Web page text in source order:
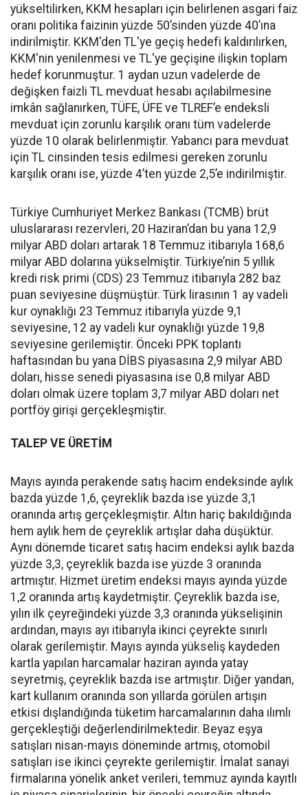
yükseltilirken, KKM hesapları için belirlenen asgari faiz
oranı politika faizinin yüzde 50’sinden yüzde 40’ına
indirilmiştir. KKM'den TL'ye geçiş hedefi kaldırılırken,
KKM'nin yenilenmesi ve TL'ye geçişine ilişkin toplam
hedef korunmuştur. 1 aydan uzun vadelerde de
değişken faizli TL mevduat hesabı açılabilmesine
imkân sağlanırken, TÜFE, ÜFE ve TLREF’e endeksli
mevduat için zorunlu karşılık oranı tüm vadelerde
yüzde 10 olarak belirlenmiştir. Yabancı para mevduat
için TL cinsinden tesis edilmesi gereken zorunlu
karşılık oranı ise, yüzde 4’ten yüzde 2,5’e indirilmiştir.
Türkiye Cumhuriyet Merkez Bankası (TCMB) brüt
uluslararası rezervleri, 20 Haziran’dan bu yana 12,9
milyar ABD doları artarak 18 Temmuz itibarıyla 168,6
milyar ABD dolarına yükselmiştir. Türkiye’nin 5 yıllık
kredi risk primi (CDS) 23 Temmuz itibarıyla 282 baz
puan seviyesine düşmüştür. Türk lirasının 1 ay vadeli
kur oynaklığı 23 Temmuz itibarıyla yüzde 9,1
seviyesine, 12 ay vadeli kur oynaklığı yüzde 19,8
seviyesine gerilemiştir. Önceki PPK toplantı
haftasından bu yana DİBS piyasasına 2,9 milyar ABD
doları, hisse senedi piyasasına ise 0,8 milyar ABD
doları olmak üzere toplam 3,7 milyar ABD doları net
portföy girişi gerçekleşmiştir.
TALEP VE ÜRETİM
Mayıs ayında perakende satış hacim endeksinde aylık
bazda yüzde 1,6, çeyreklik bazda ise yüzde 3,1
oranında artış gerçekleşmiştir. Altın hariç bakıldığında
hem aylık hem de çeyreklik artışlar daha düşüktür.
Aynı dönemde ticaret satış hacim endeksi aylık bazda
yüzde 3,3, çeyreklik bazda ise yüzde 3 oranında
artmıştır. Hizmet üretim endeksi mayıs ayında yüzde
1,2 oranında artış kaydetmiştir. Çeyreklik bazda ise,
yılın ilk çeyreğindeki yüzde 3,3 oranında yükselişinin
ardından, mayıs ayı itibarıyla ikinci çeyrekte sınırlı
olarak gerilemiştir. Mayıs ayında yükseliş kaydeden
kartla yapılan harcamalar haziran ayında yatay
seyretmiş, çeyreklik bazda ise artmıştır. Diğer yandan,
kart kullanım oranında son yıllarda görülen artışın
etkisi dışlandığında tüketim harcamalarının daha ılımlı
gerçekleştiği değerlendirilmektedir. Beyaz eşya
satışları nisan-mayıs döneminde artmış, otomobil
satışları ise ikinci çeyrekte gerilemiştir. İmalat sanayi
firmalarına yönelik anket verileri, temmuz ayında kayıtlı